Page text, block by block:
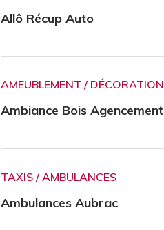
Allô Récup Auto
AMEUBLEMENT / DÉCORATION
Ambiance Bois Agencement
TAXIS / AMBULANCES
Ambulances Aubrac